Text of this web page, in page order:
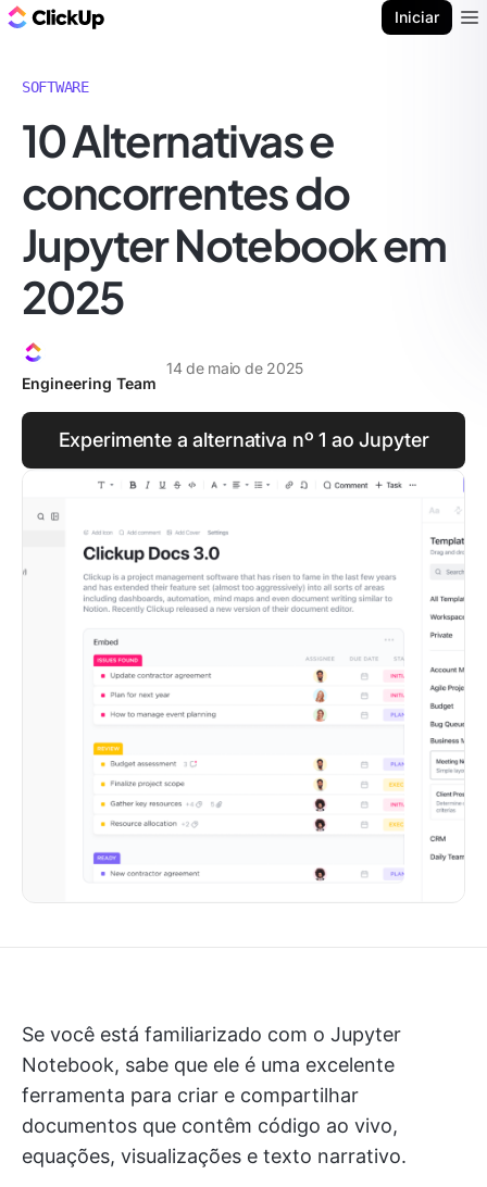
Iniciar
SOFTWARE
10 Alternativas e
concorrentes do
Jupyter Notebook em
2025
Engineering Team
14 de maio de 2025
Experimente a alternativa nº 1 ao Jupyter
Se você está familiarizado com o Jupyter
Notebook, sabe que ele é uma excelente
ferramenta para criar e compartilhar
documentos que contêm código ao vivo,
equações, visualizações e texto narrativo.